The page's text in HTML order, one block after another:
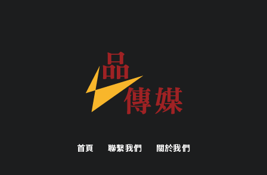
首頁 聯繫我們 關於我們